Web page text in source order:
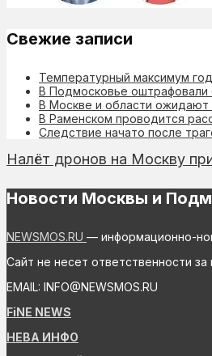
Свежие записи
Температурный максимум
В Подмосковье оштрафовали
В Москве и области ожидают
В Раменском проводится
Следствие начато после
Налёт дронов на Москву
Новости Москвы и
NEWSMOS.RU — информационно-
Сайт не несет ответственности
EMAIL: INFO@NEWSMOS.RU
FiNE NEWS
НЕВА ИНФО